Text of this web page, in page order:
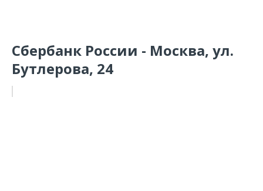
Сбербанк России - Москва, ул.
Бутлерова, 24